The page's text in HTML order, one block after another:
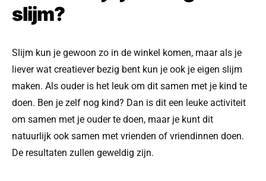
slijm?
Slijm kun je gewoon zo in de winkel komen, maar als je
liever wat creatiever bezig bent kun je ook je eigen slijm
maken. Als ouder is het leuk om dit samen met je kind te
doen. Ben je zelf nog kind? Dan is dit een leuke activiteit
om samen met je ouder te doen, maar je kunt dit
natuurlijk ook samen met vrienden of vriendinnen doen.
De resultaten zullen geweldig zijn.